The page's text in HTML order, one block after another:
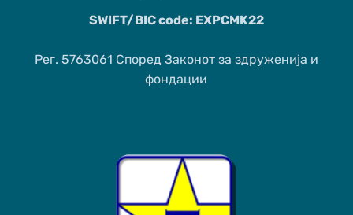
SWIFT/BIC code: EXPCMK22
Рег. 5763061 Според Законот за здруженија и
фондации